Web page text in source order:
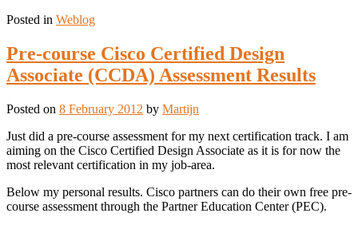
Posted in Weblog
Pre-course Cisco Certified Design
Associate (CCDA) Assessment Results
Posted on 8 February 2012 by Martijn
Just did a pre-course assessment for my next certification track. I am
aiming on the Cisco Certified Design Associate as it is for now the
most relevant certification in my job-area.
Below my personal results. Cisco partners can do their own free pre-
course assessment through the Partner Education Center (PEC).